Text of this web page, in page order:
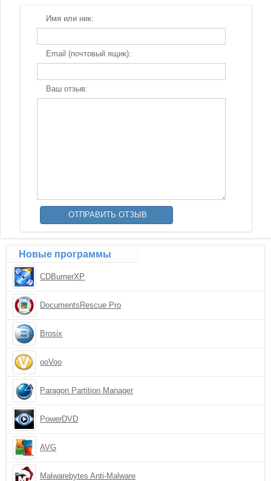
Имя или ник:
Email (почтовый ящик):
Ваш отзыв:
Новые программы
CDBurnerXP
DocumentsRescue Pro
Brosix
ooVoo
Paragon Partition Manager
PowerDVD
AVG
Malwarebytes Anti-Malware